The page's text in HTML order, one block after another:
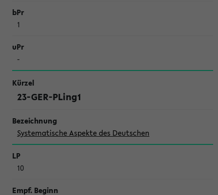
1
-
23-GER-PLing1
Systematische Aspekte des Deutschen
10